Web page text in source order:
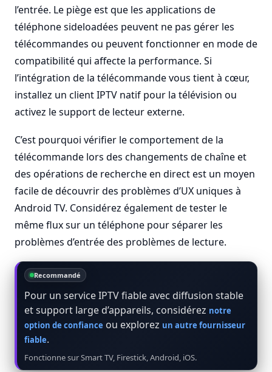
l’entrée. Le piège est que les applications de
téléphone sideloadées peuvent ne pas gérer les
télécommandes ou peuvent fonctionner en mode de
compatibilité qui affecte la performance. Si
l’intégration de la télécommande vous tient à cœur,
installez un client IPTV natif pour la télévision ou
activez le support de lecteur externe.
C’est pourquoi vérifier le comportement de la
télécommande lors des changements de chaîne et
des opérations de recherche en direct est un moyen
facile de découvrir des problèmes d’UX uniques à
Android TV. Considérez également de tester le
même flux sur un téléphone pour séparer les
problèmes d’entrée des problèmes de lecture.
Recommandé
Pour un service IPTV fiable avec diffusion stable
et support large d’appareils, considérez notre
option de confiance ou explorez un autre fournisseur
fiable.
Fonctionne sur Smart TV, Firestick, Android, iOS.